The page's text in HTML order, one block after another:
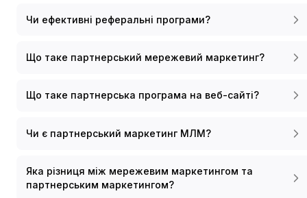
Чи ефективні реферальні програми?
Що таке партнерський мережевий маркетинг?
Що таке партнерська програма на веб-сайті?
Чи є партнерський маркетинг МЛМ?
Яка різниця між мережевим маркетингом та
партнерським маркетингом?